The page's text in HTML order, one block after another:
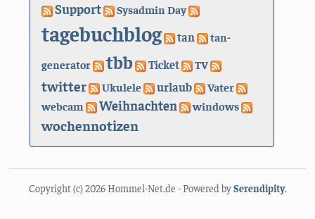
Support Sysadmin Day
tagebuchblog tan
tan-
generator
tbb Ticket TV
twitter Ukulele urlaub
Vater
webcam
Weihnachten windows
wochennotizen
Copyright (c) 2026 Hommel-Net.de - Powered bySerendipity.